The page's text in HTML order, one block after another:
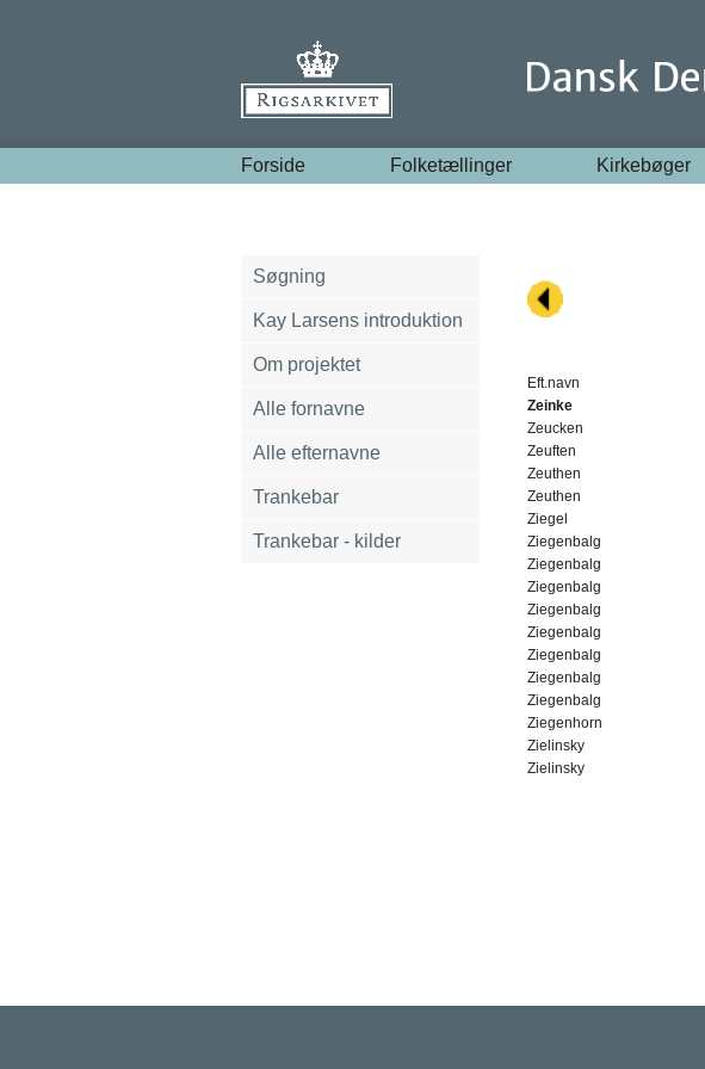
Forside Folketællinger Kirkebøger
Søgning
Kay Larsens introduktion
Om projektet
Alle fornavne
Alle efternavne
Trankebar
Trankebar - kilder
Eft.navn
Zeinke
Zeucken
Zeuften
Zeuthen
Zeuthen
Ziegel
Ziegenbalg
Ziegenbalg
Ziegenbalg
Ziegenbalg
Ziegenbalg
Ziegenbalg
Ziegenbalg
Ziegenbalg
Ziegenhorn
Zielinsky
Zielinsky